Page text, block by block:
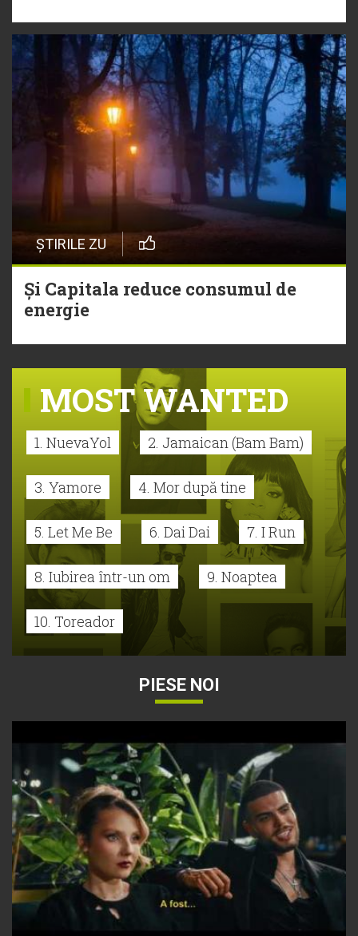
ȘTIRILE ZU
Și Capitala reduce consumul de
energie
MOST WANTED
1. NuevaYol 2. Jamaican (Bam Bam)
3. Yamore 4. Mor după tine
5. Let Me Be 6. Dai Dai 7. I Run
8. Iubirea într-un om 9. Noaptea
10. Toreador
PIESE NOI